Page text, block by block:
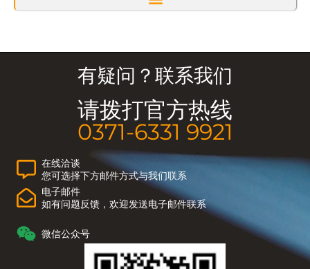
有疑问？联系我们
请拨打官方热线
0371-6331 9921
在线洽谈
您可选择下方邮件方式与我们联系
电子邮件
如有问题反馈，欢迎发送电子邮件联系
微信公众号